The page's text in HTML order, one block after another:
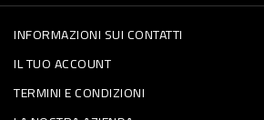
INFORMAZIONI SUI CONTATTI
IL TUO ACCOUNT
TERMINI E CONDIZIONI